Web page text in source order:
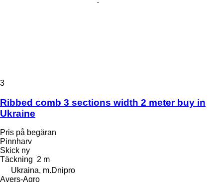
3
Ribbed comb 3 sections width 2 meter buy in
Ukraine
Pris på begäran
Pinnharv
Skick ny
Täckning 2 m
Ukraina, m.Dnipro
Avers-Agro